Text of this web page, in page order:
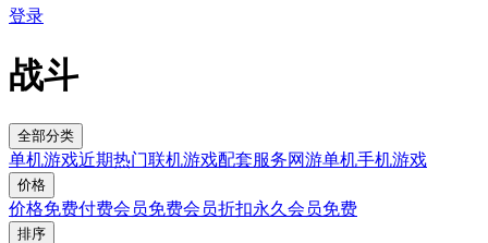
登录
战斗
全部分类
单机游戏近期热门联机游戏配套服务网游单机手机游戏
价格
价格免费付费会员免费会员折扣永久会员免费
排序